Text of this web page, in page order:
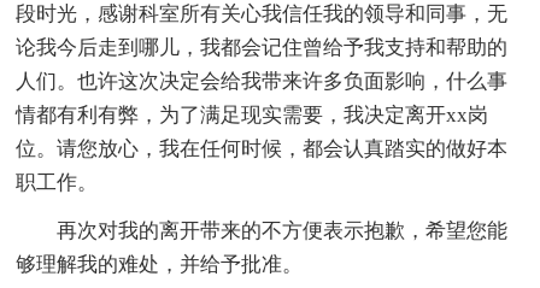
段时光，感谢科室所有关心我信任我的领导和同事，无
论我今后走到哪儿，我都会记住曾给予我支持和帮助的
人们。也许这次决定会给我带来许多负面影响，什么事
情都有利有弊，为了满足现实需要，我决定离开xx岗
位。请您放心，我在任何时候，都会认真踏实的做好本
职工作。
再次对我的离开带来的不方便表示抱歉，希望您能
够理解我的难处，并给予批准。